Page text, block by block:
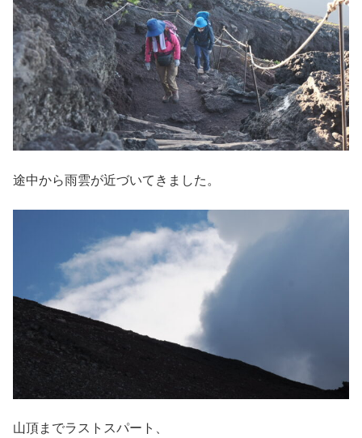
途中から雨雲が近づいてきました。
山頂までラストスパート、